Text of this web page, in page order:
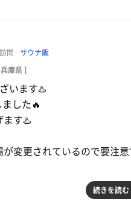
問 サウナ飯
庫県 ]
います♨️
した🔥
ます♨️
が変更されているので要注
続きを読む